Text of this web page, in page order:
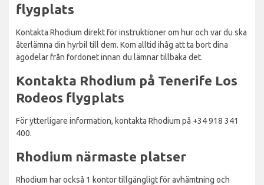
flygplats
Kontakta Rhodium direkt för instruktioner om hur och var du ska
återlämna din hyrbil till dem. Kom alltid ihåg att ta bort dina
ägodelar från fordonet innan du lämnar tillbaka det.
Kontakta Rhodium på Tenerife Los
Rodeos flygplats
För ytterligare information, kontakta Rhodium på +34 918 341
400.
Rhodium närmaste platser
Rhodium har också 1 kontor tillgängligt för avhämtning och